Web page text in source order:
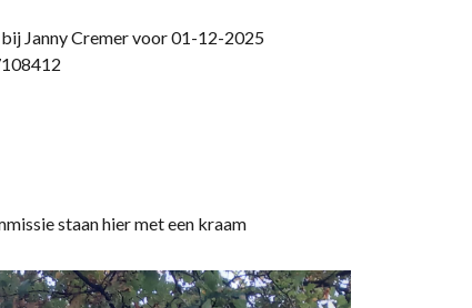
Janny Cremer voor 01-12-2025
staan hier met een kraam